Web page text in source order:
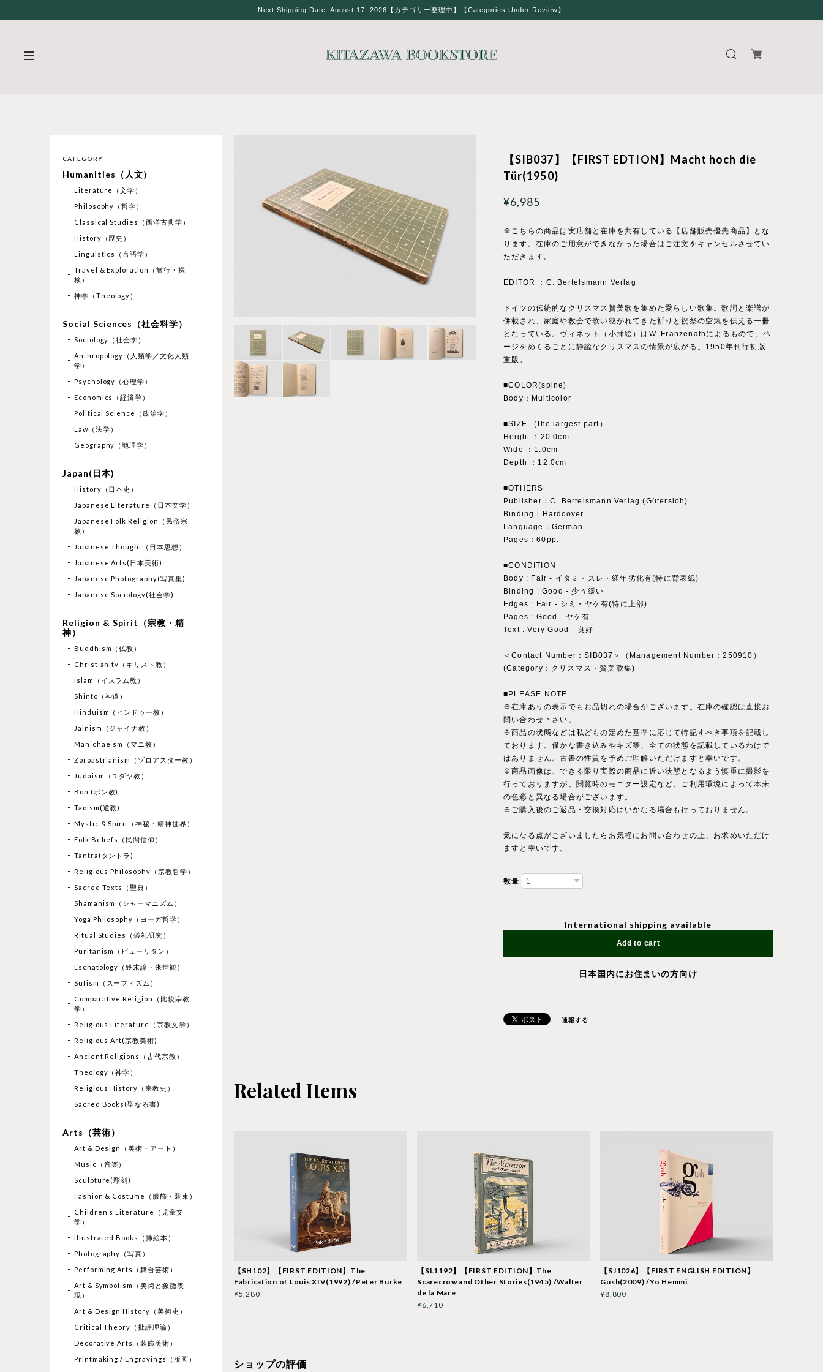
Next Shipping Date: August 17, 2026【カテゴリー整理中】【Categories Under Review】
【SIB037】【FIRST EDTION】Macht hoch die
Tür(1950)
¥6,985
※こちらの商品は実店舗と在庫を共有している【店舗販売優先商品】とな
ります。在庫のご用意ができなかった場合はご注文をキャンセルさせてい
ただきます。
EDITOR ：C. Bertelsmann Verlag
ドイツの伝統的なクリスマス賛美歌を集めた愛らしい歌集。歌詞と楽譜が
併載され、家庭や教会で歌い継がれてきた祈りと祝祭の空気を伝える一冊
となっている。ヴィネット（小挿絵）はW. Franzenathによるもので、ペ
ージをめくるごとに静謐なクリスマスの情景が広がる。1950年刊行初版
重版。
■COLOR(spine)
Body：Multicolor
■SIZE （the largest part）
Height ：20.0cm
Wide ：1.0cm
Depth ：12.0cm
■OTHERS
Publisher：C. Bertelsmann Verlag (Gütersloh)
Binding：Hardcover
Language：German
Pages：60pp.
■CONDITION
Body : Fair - イタミ・スレ・経年劣化有(特に背表紙)
Binding : Good - 少々緩い
Edges : Fair - シミ・ヤケ有(特に上部)
Pages : Good - ヤケ有
Text : Very Good - 良好
＜Contact Number：SIB037＞（Management Number：250910）
(Category：クリスマス・賛美歌集)
■PLEASE NOTE
※在庫ありの表示でもお品切れの場合がございます。在庫の確認は直接お
問い合わせ下さい。
※商品の状態などは私どもの定めた基準に応じて特記すべき事項を記載し
ております。僅かな書き込みやキズ等、全ての状態を記載しているわけで
はありません。古書の性質を予めご理解いただけますと幸いです。
※商品画像は、できる限り実際の商品に近い状態となるよう慎重に撮影を
行っておりますが、閲覧時のモニター設定など、ご利用環境によって本来
の色彩と異なる場合がございます。
※ご購入後のご返品・交換対応はいかなる場合も行っておりません。
気になる点がございましたらお気軽にお問い合わせの上、お求めいただけ
ますと幸いです。
数量
International shipping available
Add to cart
日本国内にお住まいの方向け
通報する
Related Items
【SH102】【FIRST EDITION】The
Fabrication of Louis XIV(1992) /Peter Burke
¥5,280
【SL1192】【FIRST EDITION】The
Scarecrow and Other Stories(1945) /Walter
de la Mare
¥6,710
【SJ1026】【FIRST ENGLISH EDITION】
Gush(2009) /Yo Hemmi
¥8,800
ショップの評価
CATEGORY
Humanities（人文）
Literature（文学）
Philosophy（哲学）
Classical Studies（西洋古典学）
History（歴史）
Linguistics（言語学）
Travel & Exploration（旅行・探
検）
神学（Theology）
Social Sciences（社会科学）
Sociology（社会学）
Anthropology（人類学／文化人類
学）
Psychology（心理学）
Economics（経済学）
Political Science（政治学）
Law（法学）
Geography（地理学）
Japan(日本)
History（日本史）
Japanese Literature（日本文学）
Japanese Folk Religion（民俗宗
教）
Japanese Thought（日本思想）
Japanese Arts(日本美術)
Japanese Photography(写真集)
Japanese Sociology(社会学)
Religion & Spirit（宗教・精
神）
Buddhism（仏教）
Christianity（キリスト教）
Islam（イスラム教）
Shinto（神道）
Hinduism（ヒンドゥー教）
Jainism（ジャイナ教）
Manichaeism（マニ教）
Zoroastrianism（ゾロアスター教）
Judaism（ユダヤ教）
Bon (ボン教)
Taoism(道教)
Mystic & Spirit（神秘・精神世界）
Folk Beliefs（民間信仰）
Tantra(タントラ)
Religious Philosophy（宗教哲学）
Sacred Texts（聖典）
Shamanism（シャーマニズム）
Yoga Philosophy（ヨーガ哲学）
Ritual Studies（儀礼研究）
Puritanism（ピューリタン）
Eschatology（終末論・来世観）
Sufism（スーフィズム）
Comparative Religion（比較宗教
学）
Religious Literature（宗教文学）
Religious Art(宗教美術)
Ancient Religions（古代宗教）
Theology（神学）
Religious History（宗教史）
Sacred Books(聖なる書)
Arts（芸術）
Art & Design（美術・アート）
Music（音楽）
Sculpture(彫刻)
Fashion & Costume（服飾・装束）
Children’s Literature（児童文
学）
Illustrated Books（挿絵本）
Photography（写真）
Performing Arts（舞台芸術）
Art & Symbolism（美術と象徴表
現）
Art & Design History（美術史）
Critical Theory（批評理論）
Decorative Arts（装飾美術）
Printmaking / Engravings（版画）